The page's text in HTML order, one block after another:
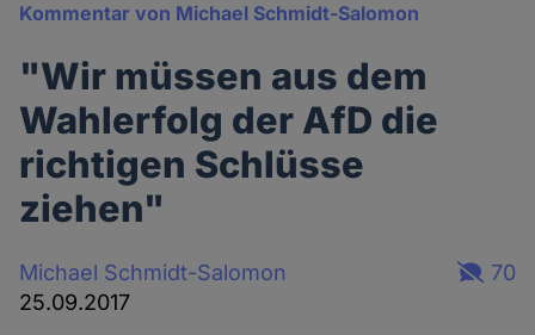
Kommentar von Michael Schmidt-Salomon
"Wir müssen aus dem
Wahlerfolg der AfD die
richtigen Schlüsse
ziehen"
Michael Schmidt-Salomon
25.09.2017
70